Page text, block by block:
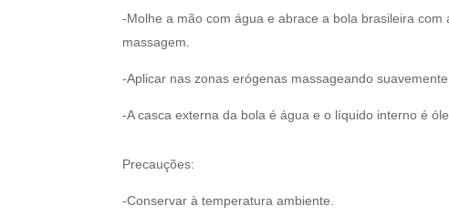
-Molhe a mão com água e abrace a bola brasileira
massagem.
-Aplicar nas zonas erógenas massageando suavemente.
-A casca externa da bola é água e o líquido interno é
Precauções:
-Conservar à temperatura ambiente.